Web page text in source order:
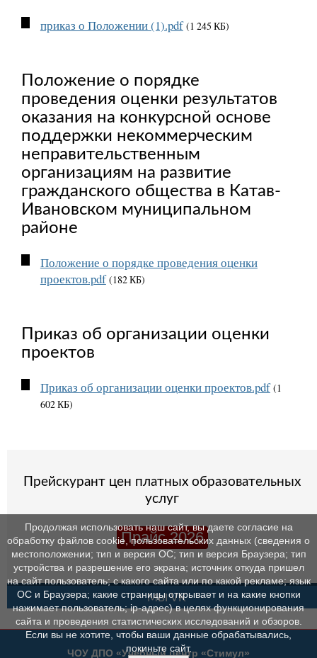
приказ о Положении (1).pdf (1 245 КБ)
Положение о порядке
проведения оценки результатов
оказания на конкурсной основе
поддержки некоммерческим
неправительственным
организациям на развитие
гражданского общества в Катав-
Ивановском муниципальном
районе
Положение о порядке проведения оценки
проектов.pdf (182 КБ)
Приказ об организации оценки
проектов
Приказ об организации оценки проектов.pdf (1
602 КБ)
Прейскурант цен платных образовательных
услуг
Прайс 2026
МЫ VK
ЧОУ ДПО «Учебный центр «Стимул»
Продолжая использовать наш сайт, вы даете согласие на
обработку файлов cookie, пользовательских данных (сведения о
местоположении; тип и версия ОС; тип и версия Браузера; тип
устройства и разрешение его экрана; источник откуда пришел
на сайт пользователь; с какого сайта или по какой рекламе; язык
ОС и Браузера; какие страницы открывает и на какие кнопки
нажимает пользователь; ip-адрес) в целях функционирования
сайта и проведения статистических исследований и обзоров.
Если вы не хотите, чтобы ваши данные обрабатывались,
покиньте сайт.